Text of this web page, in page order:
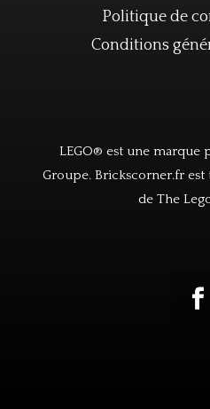
Politique de
Conditions
LEGO® est une marque
Groupe. Brickscorner.fr
de The